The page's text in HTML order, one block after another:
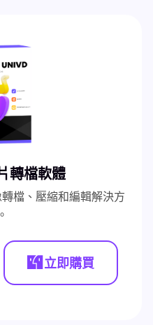
轉檔軟體
檔、壓縮和編輯解決方
立即購買